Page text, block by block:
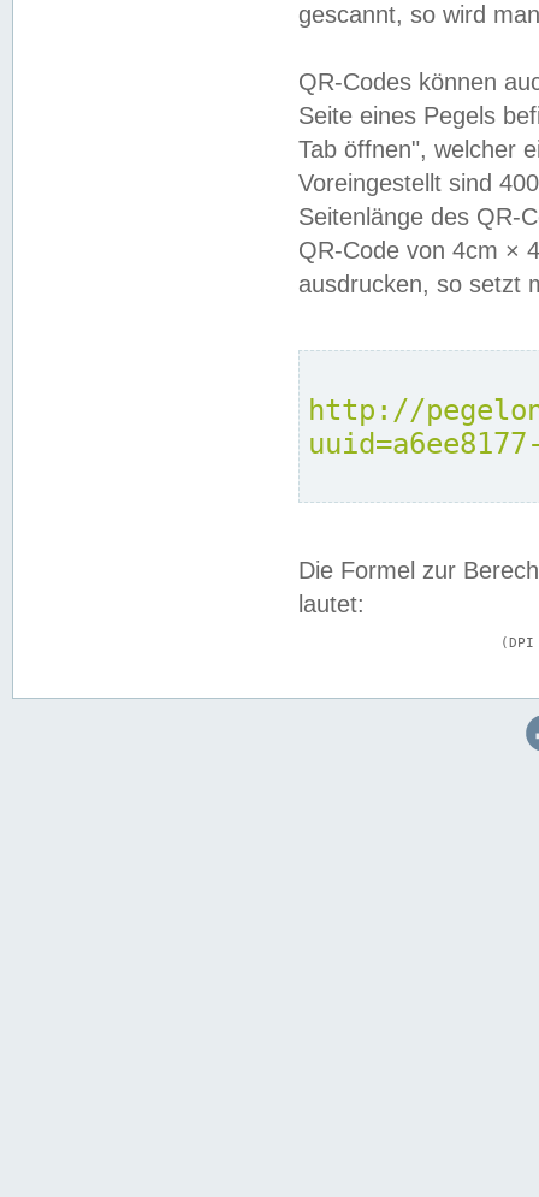
gescannt, so wird
QR-Codes können
Seite eines Pegels
Tab öffnen", welcher
Voreingestellt sind
Seitenlänge des QR-
QR-Code von 4cm ×
ausdrucken, so setzt
http://
Die Formel zur
lautet: